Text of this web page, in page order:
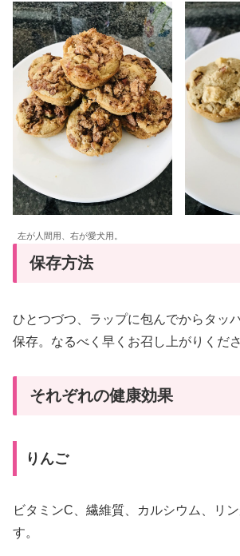
左が人間用、右が愛犬用。
保存方法
ひとつづつ、ラップに包んでからタッ
保存。なるべく早くお召し上がりくださ
それぞれの健康効果
りんご
ビタミンC、繊維質、カルシウム、リ
す。